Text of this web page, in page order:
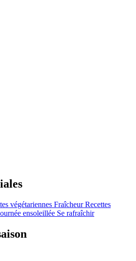
végétariennes Fraîcheur Recettes
ensoleillée Se rafraîchir